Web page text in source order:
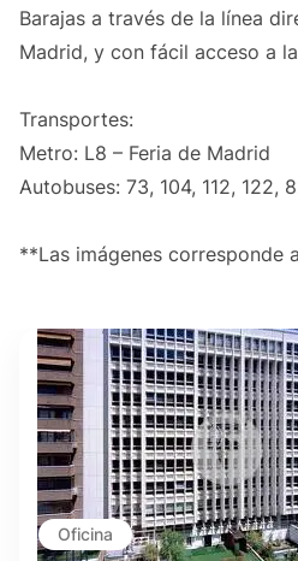
Barajas a través de la línea
Madrid, y con fácil acceso a
Transportes:
Metro: L8 – Feria de Madrid
Autobuses: 73, 104, 112, 122,
**Las imágenes corresponde
Oficina